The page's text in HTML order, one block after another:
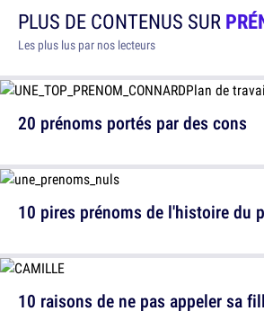
PLUS DE CONTENUS SUR
Les plus lus par nos lecteurs
20 prénoms portés par des cons
10 raisons de ne pas appeler sa
10 pires prénoms de l'histoire du